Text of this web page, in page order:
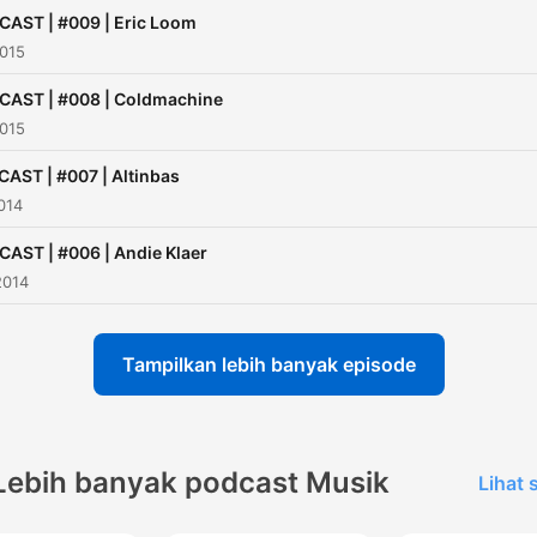
| #009 | Eric Loom
| #008 | Coldmachine
| #007 | Altinbas
| #006 | Andie Klaer
Tampilkan lebih banyak episode
banyak podcast Musik Lihat